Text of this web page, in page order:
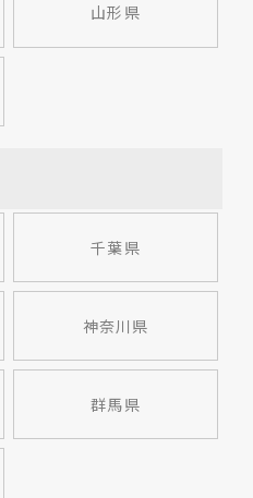
山形県
千葉県
神奈川県
群馬県